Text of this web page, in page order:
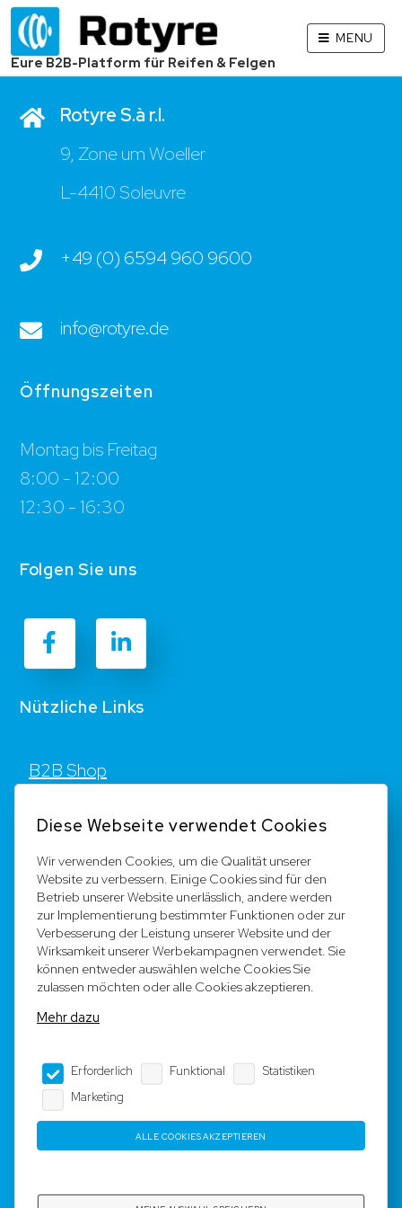
Eure B2B-Platform für Reifen & Felgen
MENU
Kontakt
Rotyre S.à r.l.
9, Zone um Woeller
L-4410 Soleuvre
+49 (0) 6594 960 9600
info@rotyre.de
Öffnungszeiten
Montag bis Freitag
8:00 - 12:00
12:30 - 16:30
Folgen Sie uns
Nützliche Links
B2B Shop
Registrieren
Team
Rechtliche Hinweise
Impressum
Datenschutz
Diese Webseite verwendet Cookies
Wir verwenden Cookies, um die Qualität unserer
Website zu verbessern. Einige Cookies sind für den
Betrieb unserer Website unerlässlich, andere werden
zur Implementierung bestimmter Funktionen oder zur
Verbesserung der Leistung unserer Website und der
Wirksamkeit unserer Werbekampagnen verwendet. Sie
können entweder auswählen welche Cookies Sie
zulassen möchten oder alle Cookies akzeptieren.
Mehr dazu
Erforderlich Funktional
Statistiken
Marketing
ALLE COOKIES AKZEPTIEREN